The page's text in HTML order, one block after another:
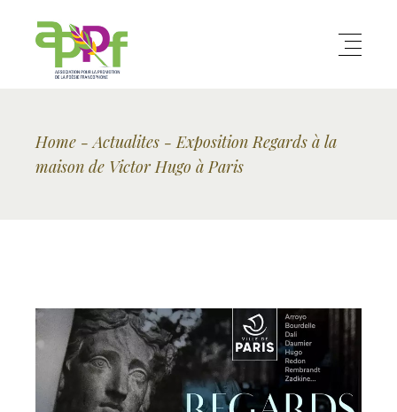
Home Actualites
Exposition Regards à la
maison de Victor Hugo à Paris